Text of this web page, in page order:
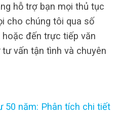
hỗ trợ bạn mọi thủ tục
cho chúng tôi qua số
hoặc đến trực tiếp văn
vấn tận tình và chuyên
50 năm: Phân tích chi tiết